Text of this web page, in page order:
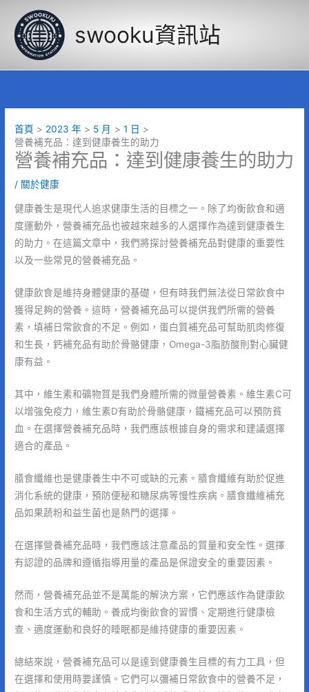
swooku資訊站
首頁 2023 年 5 月
1 日
營養補充品：達到健康養生的助力
營養補充品：達到健康養生的助力
/ 關於健康
健康養生是現代人追求健康生活的目標之一。除了均衡飲食和適
度運動外，營養補充品也被越來越多的人選擇作為達到健康養生
的助力。在這篇文章中，我們將探討營養補充品對健康的重要性
以及一些常見的營養補充品。
健康飲食是維持身體健康的基礎，但有時我們無法從日常飲食中
獲得足夠的營養。這時，營養補充品可以提供我們所需的營養
素，填補日常飲食的不足。例如，蛋白質補充品可幫助肌肉修復
和生長，鈣補充品有助於骨骼健康，Omega-3脂肪酸則對心臟健
康有益。
其中，維生素和礦物質是我們身體所需的微量營養素。維生素C可
以增強免疫力，維生素D有助於骨骼健康，鐵補充品可以預防貧
血。在選擇營養補充品時，我們應該根據自身的需求和建議選擇
適合的產品。
膳食纖維也是健康養生中不可或缺的元素。膳食纖維有助於促進
消化系統的健康，預防便秘和糖尿病等慢性疾病。膳食纖維補充
品如果蔬粉和益生菌也是熱門的選擇。
在選擇營養補充品時，我們應該注意產品的質量和安全性。選擇
有認證的品牌和遵循指導用量的產品是保證安全的重要因素。
然而，營養補充品並不是萬能的解決方案，它們應該作為健康飲
食和生活方式的輔助。養成均衡飲食的習慣、定期進行健康檢
查、適度運動和良好的睡眠都是維持健康的重要因素。
總結來說，營養補充品可以是達到健康養生目標的有力工具，但
在選擇和使用時要謹慎。它們可以彌補日常飲食中的營養不足，